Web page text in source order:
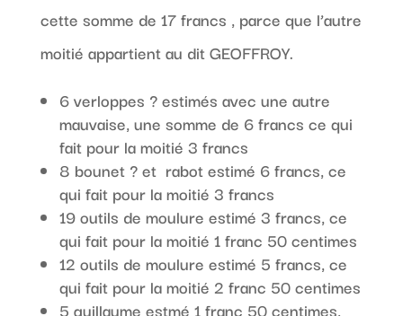
cette somme de 17 francs , parce que l’autre
moitié appartient au dit GEOFFROY.
6 verloppes ? estimés avec une autre
mauvaise, une somme de 6 francs ce qui
fait pour la moitié 3 francs
8 bounet ? et rabot estimé 6 francs, ce
qui fait pour la moitié 3 francs
19 outils de moulure estimé 3 francs, ce
qui fait pour la moitié 1 franc 50 centimes
12 outils de moulure estimé 5 francs, ce
qui fait pour la moitié 2 franc 50 centimes
5 guillaume estmé 1 franc 50 centimes,